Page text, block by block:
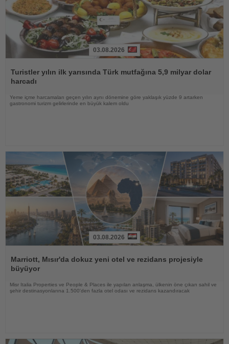
Oku
03.08.2026
Turistler yılın ilk yarısında Türk mutfağına 5,9 milyar dolar
harcadı
Yeme içme harcamaları geçen yılın aynı dönemine göre yaklaşık yüzde 9 artarken
gastronomi turizm gelirlerinde en büyük kalem oldu
Oku
03.08.2026
Marriott, Mısır'da dokuz yeni otel ve rezidans projesiyle
büyüyor
Misr Italia Properties ve People & Places ile yapılan anlaşma, ülkenin öne çıkan sahil ve
şehir destinasyonlarına 1.500'den fazla otel odası ve rezidans kazandıracak